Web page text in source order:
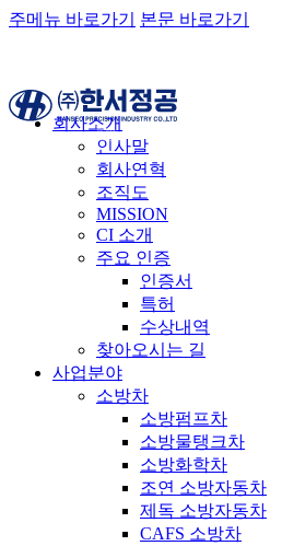
주메뉴 바로가기 본문 바로가기
회사소개
인사말
회사연혁
조직도
MISSION
CI 소개
주요 인증
인증서
특허
수상내역
찾아오시는 길
사업분야
소방차
소방펌프차
소방물탱크차
소방화학차
조연 소방자동차
제독 소방자동차
CAFS 소방차